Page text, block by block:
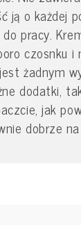
ją o każdej
pracy.
czosnku i
żadnym
dodatki,
jak
dobrze